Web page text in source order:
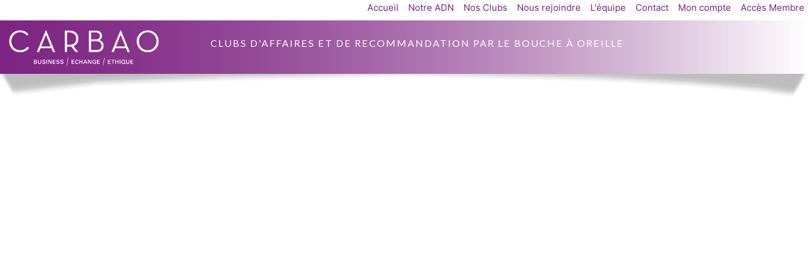
CLUBS D'AFFAIRES ET DE RECOMMANDATION PAR LE BOUCHE À OREILLE
Accueil Notre ADN Nos Clubs Nous rejoindre L'équipe Contact Mon compte Accès Membre